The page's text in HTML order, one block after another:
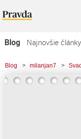
Blog
Najnovšie články
Najčítanejšie články
Najkomentovanejšie
Blog > milanjan7 >